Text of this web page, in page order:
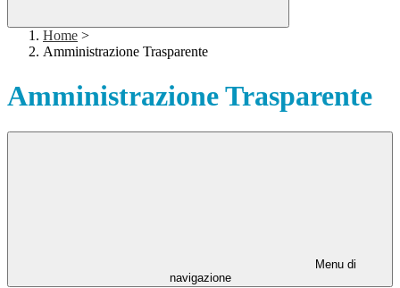
Home >
Amministrazione Trasparente
Amministrazione Trasparente
Menu di
navigazione